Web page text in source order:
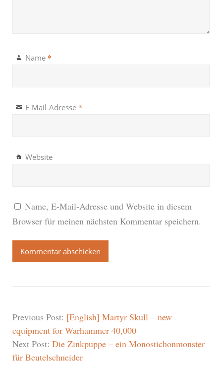
Name *
E-Mail-Adresse *
Website
Name, E-Mail-Adresse und Website in diesem
Browser für meinen nächsten Kommentar speichern.
Previous Post: [English] Martyr Skull – new
equipment for Warhammer 40,000
Next Post: Die Zinkpuppe – ein Monostichonmonster
für Beutelschneider